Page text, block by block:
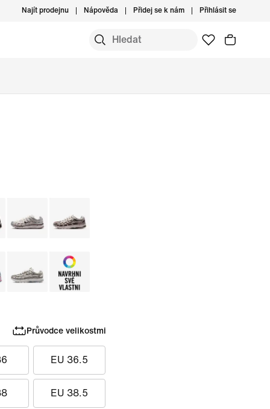
Najít prodejnu Nápověda Přidej se k nám Přihlásit se
Průvodce velikostmi
EU 36.5
EU 38.5